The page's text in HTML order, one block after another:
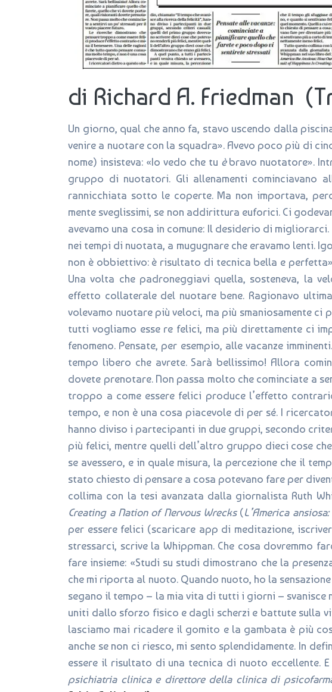
di Richard A. Friedman
Un giorno, qual che anno fa, stavo uscendo dalla
venire a nuotare con la squadra». Avevo poco più di
nome) insisteva: «Io vedo che tu èbravo nuotatore».
gruppo di nuotatori. Gli allenamenti cominciavano
rannicchiata sotto le coperte. Ma non importava,
mente sveglissimi, se non addirittura euforici. Ci
avevamo una cosa in comune: Il desiderio di
nei tempi di nuotata, a mugugnare che eravamo lenti.
non è obbiettivo: è risultato di tecnica bella e
Una volta che padroneggiavi quella, sosteneva, la
effetto collaterale del nuotare bene. Ragionavo
volevamo nuotare più veloci, ma più smaniosamente
tutti vogliamo esse re felici, ma più direttamente ci
fenomeno. Pensate, per esempio, alle vacanze
tempo libero che avrete. Sarà bellissimo! Allora
dovete prenotare. Non passa molto che cominciate a
troppo a come essere felici produce l’effetto
tempo, e non è una cosa piacevole di per sé. I
hanno diviso i partecipanti in due gruppi, secondo
più felici, mentre quelli dell’altro gruppo dieci cose
se avessero, e in quale misura, la percezione che il
stato chiesto di pensare a cosa potevano fare per
collima con la tesi avanzata dalla giornalista Ruth
Creating a Nation of Nervous Wrecks (L’America
per essere felici (scaricare app di meditazione,
stressarci, scrive la Whippman. Che cosa dovremmo
fare insieme: «Studi su studi dimostrano che la
che mi riporta al nuoto. Quando nuoto, ho la
segano il tempo – la mia vita di tutti i giorni – svanisce
uniti dallo sforzo fisico e dagli scherzi e battute sulla
lasciamo mai ricadere il gomito e la gambata è più
anche se non ci riesco, mi sento splendidamente. In
essere il risultato di una tecnica di nuoto eccellente.
psichiatria clinica e direttore della clinica di